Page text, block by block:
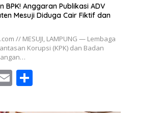
BPK! Anggaran Publikasi ADV
Mesuji Diduga Cair Fiktif dan
// MESUJI, LAMPUNG — Lembaga
Korupsi (KPK) dan Badan
E S